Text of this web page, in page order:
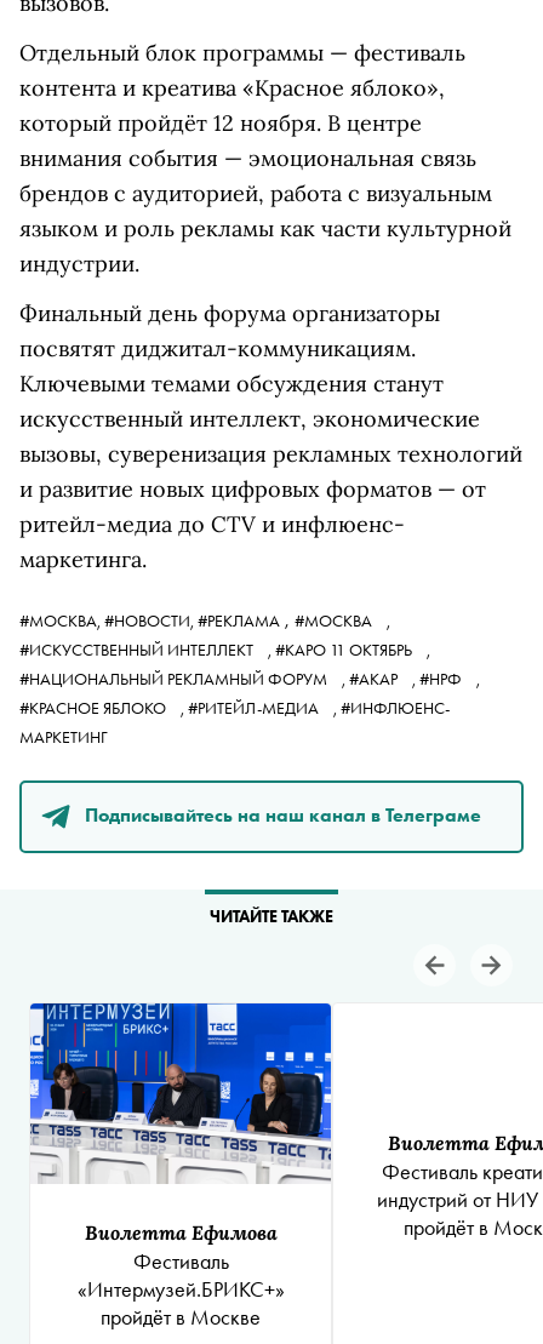
Отдельный блок программы — фестиваль
контента и креатива «Красное яблоко»,
который пройдёт 12 ноября. В центре
внимания события — эмоциональная связь
брендов с аудиторией, работа с визуальным
языком и роль рекламы как части культурной
индустрии.
Финальный день форума организаторы
посвятят диджитал-коммуникациям.
Ключевыми темами обсуждения станут
искусственный интеллект, экономические
вызовы, суверенизация рекламных технологий
и развитие новых цифровых форматов — от
ритейл-медиа до CTV и инфлюенс-
маркетинга.
#МОСКВА, #НОВОСТИ, #РЕКЛАМА , #МОСКВА
,
#ИСКУССТВЕННЫЙ ИНТЕЛЛЕКТ
, #КАРО 11 ОКТЯБРЬ
,
#НАЦИОНАЛЬНЫЙ РЕКЛАМНЫЙ ФОРУМ
, #АКАР , #НРФ
,
#КРАСНОЕ ЯБЛОКО
, #РИТЕЙЛ-МЕДИА , #ИНФЛЮЕНС-
МАРКЕТИНГ
Подписывайтесь на наш канал в Телеграме
ЧИТАЙТЕ ТАКЖЕ
Виолетта Ефимова
Фестиваль
«Интермузей.БРИКС+»
пройдёт в Москве
Виолетта
Фестиваль
индустрий от
пройдёт в